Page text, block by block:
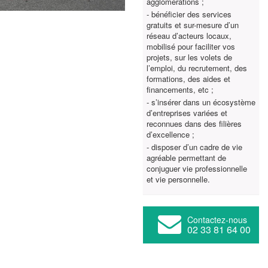
- bénéficier des services
gratuits et sur-mesure d’un
réseau d’acteurs locaux,
mobilisé pour faciliter vos
projets, sur les volets de
l’emploi, du recrutement, des
formations, des aides et
financements, etc ;
- s’insérer dans un écosystème
d’entreprises variées et
reconnues dans des filières
d’excellence ;
- disposer d’un cadre de vie
agréable permettant de
conjuguer vie professionnelle
et vie personnelle.
Contactez-nous
02 33 81 64 00